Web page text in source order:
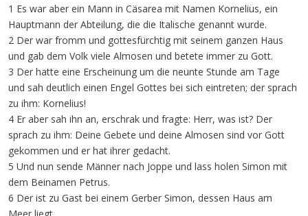
1 Es war aber ein Mann in Cäsarea mit Namen Kornelius, ein
Hauptmann der Abteilung, die die Italische genannt wurde.
2 Der war fromm und gottesfürchtig mit seinem ganzen Haus
und gab dem Volk viele Almosen und betete immer zu Gott.
3 Der hatte eine Erscheinung um die neunte Stunde am Tage
und sah deutlich einen Engel Gottes bei sich eintreten; der sprach
zu ihm: Kornelius!
4 Er aber sah ihn an, erschrak und fragte: Herr, was ist? Der
sprach zu ihm: Deine Gebete und deine Almosen sind vor Gott
gekommen und er hat ihrer gedacht.
5 Und nun sende Männer nach Joppe und lass holen Simon mit
dem Beinamen Petrus.
6 Der ist zu Gast bei einem Gerber Simon, dessen Haus am